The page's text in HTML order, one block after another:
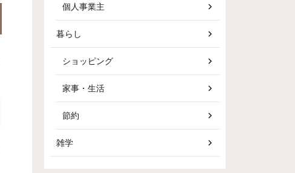
個人事業主
暮らし
ショッピング
家事・生活
節約
雑学